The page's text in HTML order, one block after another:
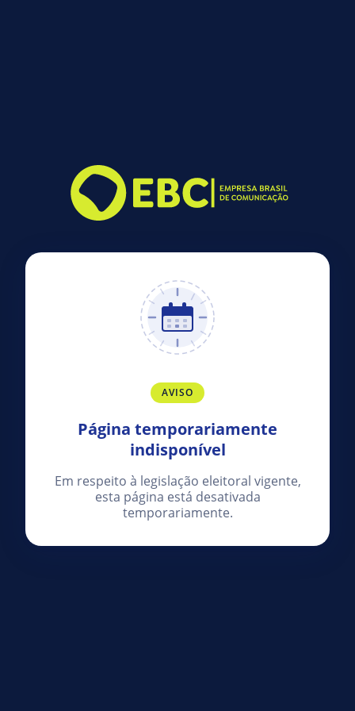
AVISO
Página temporariamente
indisponível
Em respeito à legislação eleitoral vigente,
esta página está desativada
temporariamente.